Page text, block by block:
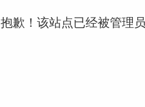
抱歉！该站点已经被管理